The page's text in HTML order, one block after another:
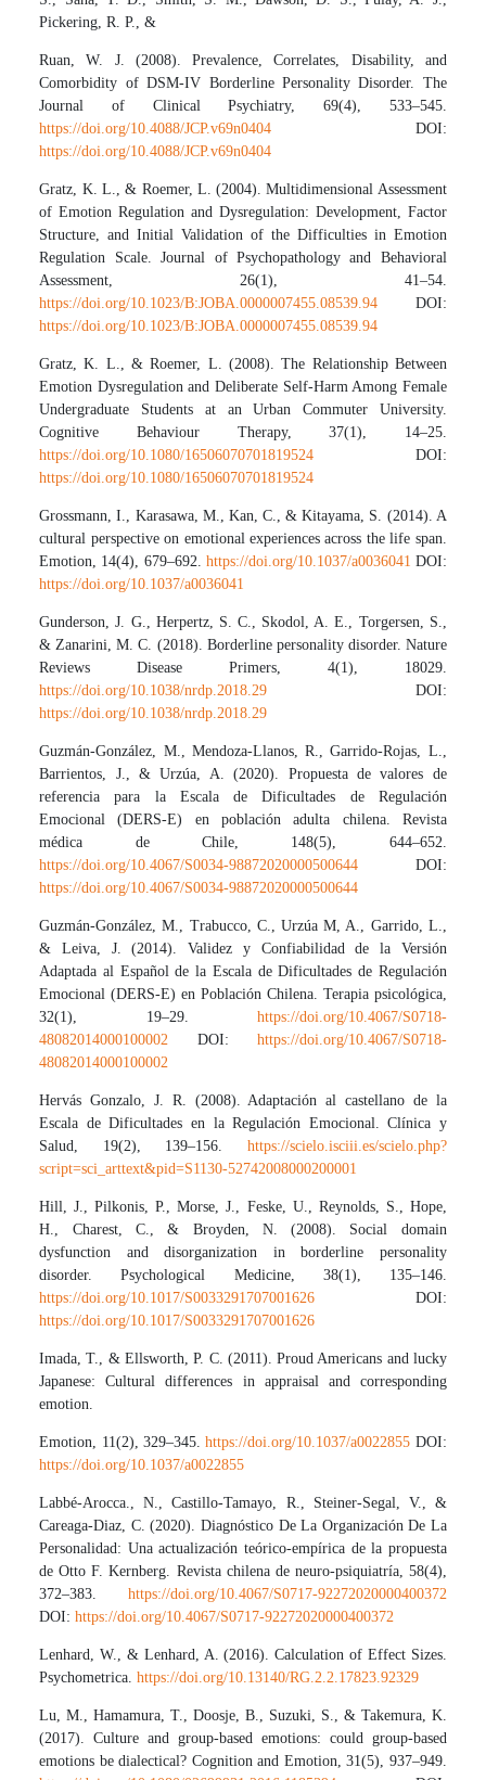
Pickering, R. P., &
Ruan, W. J. (2008). Prevalence, Correlates, Disability, and
Comorbidity of DSM-IV Borderline Personality Disorder. The
Journal of Clinical Psychiatry, 69(4), 533–545.
https://doi.org/10.4088/JCP.v69n0404 DOI:
https://doi.org/10.4088/JCP.v69n0404
Gratz, K. L., & Roemer, L. (2004). Multidimensional Assessment
of Emotion Regulation and Dysregulation: Development, Factor
Structure, and Initial Validation of the Difficulties in Emotion
Regulation Scale. Journal of Psychopathology and Behavioral
Assessment, 26(1), 41–54.
https://doi.org/10.1023/B:JOBA.0000007455.08539.94 DOI:
https://doi.org/10.1023/B:JOBA.0000007455.08539.94
Gratz, K. L., & Roemer, L. (2008). The Relationship Between
Emotion Dysregulation and Deliberate Self‐Harm Among Female
Undergraduate Students at an Urban Commuter University.
Cognitive Behaviour Therapy, 37(1), 14–25.
https://doi.org/10.1080/16506070701819524 DOI:
https://doi.org/10.1080/16506070701819524
Grossmann, I., Karasawa, M., Kan, C., & Kitayama, S. (2014). A
cultural perspective on emotional experiences across the life span.
Emotion, 14(4), 679–692. https://doi.org/10.1037/a0036041 DOI:
https://doi.org/10.1037/a0036041
Gunderson, J. G., Herpertz, S. C., Skodol, A. E., Torgersen, S.,
& Zanarini, M. C. (2018). Borderline personality disorder. Nature
Reviews Disease Primers, 4(1), 18029.
https://doi.org/10.1038/nrdp.2018.29 DOI:
https://doi.org/10.1038/nrdp.2018.29
Guzmán-González, M., Mendoza-Llanos, R., Garrido-Rojas, L.,
Barrientos, J., & Urzúa, A. (2020). Propuesta de valores de
referencia para la Escala de Dificultades de Regulación
Emocional (DERS-E) en población adulta chilena. Revista
médica de Chile, 148(5), 644–652.
https://doi.org/10.4067/S0034-98872020000500644 DOI:
https://doi.org/10.4067/S0034-98872020000500644
Guzmán-González, M., Trabucco, C., Urzúa M, A., Garrido, L.,
& Leiva, J. (2014). Validez y Confiabilidad de la Versión
Adaptada al Español de la Escala de Dificultades de Regulación
Emocional (DERS-E) en Población Chilena. Terapia psicológica,
32(1), 19–29. https://doi.org/10.4067/S0718-
48082014000100002 DOI: https://doi.org/10.4067/S0718-
48082014000100002
Hervás Gonzalo, J. R. (2008). Adaptación al castellano de la
Escala de Dificultades en la Regulación Emocional. Clínica y
Salud, 19(2), 139–156. https://scielo.isciii.es/scielo.php?
script=sci_arttext&pid=S1130-52742008000200001
Hill, J., Pilkonis, P., Morse, J., Feske, U., Reynolds, S., Hope,
H., Charest, C., & Broyden, N. (2008). Social domain
dysfunction and disorganization in borderline personality
disorder. Psychological Medicine, 38(1), 135–146.
https://doi.org/10.1017/S0033291707001626 DOI:
https://doi.org/10.1017/S0033291707001626
Imada, T., & Ellsworth, P. C. (2011). Proud Americans and lucky
Japanese: Cultural differences in appraisal and corresponding
emotion.
Emotion, 11(2), 329–345.https://doi.org/10.1037/a0022855 DOI:
https://doi.org/10.1037/a0022855
Labbé-Arocca., N., Castillo-Tamayo, R., Steiner-Segal, V., &
Careaga-Diaz, C. (2020). Diagnóstico De La Organización De La
Personalidad: Una actualización teórico-empírica de la propuesta
de Otto F. Kernberg. Revista chilena de neuro-psiquiatría, 58(4),
372–383. https://doi.org/10.4067/S0717-92272020000400372
DOI:https://doi.org/10.4067/S0717-92272020000400372
Lenhard, W., & Lenhard, A. (2016). Calculation of Effect Sizes.
Psychometrica.https://doi.org/10.13140/RG.2.2.17823.92329
Lu, M., Hamamura, T., Doosje, B., Suzuki, S., & Takemura, K.
(2017). Culture and group-based emotions: could group-based
emotions be dialectical? Cognition and Emotion, 31(5), 937–949.